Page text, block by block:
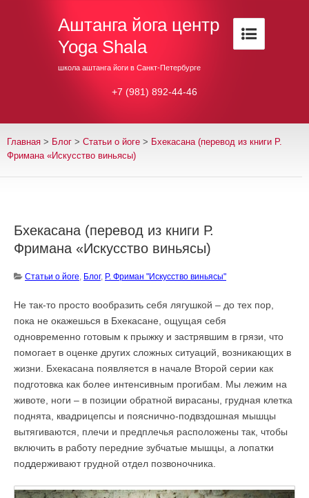
Аштанга йога центр
Yoga Shala
школа аштанга йоги в Санкт-Петербурге
+7 (981) 892-44-46
Главная > Блог > Cтатьи о йоге > Бхекасана (перевод из книги Р.
Фримана «Искусство виньясы)
Бхекасана (перевод из книги Р.
Фримана «Искусство виньясы)
Cтатьи о йоге, Блог, Р. Фриман "Искусство виньясы"
Не так-то просто вообразить себя лягушкой – до тех пор,
пока не окажешься в Бхекасане, ощущая себя
одновременно готовым к прыжку и застрявшим в грязи, что
помогает в оценке других сложных ситуаций, возникающих в
жизни. Бхекасана появляется в начале Второй серии как
подготовка как более интенсивным прогибам. Мы лежим на
животе, ноги – в позиции обратной вирасаны, грудная клетка
поднята, квадрицепсы и пояснично-подвздошная мышцы
вытягиваются, плечи и предплечья расположены так, чтобы
включить в работу передние зубчатые мышцы, а лопатки
поддерживают грудной отдел позвоночника.